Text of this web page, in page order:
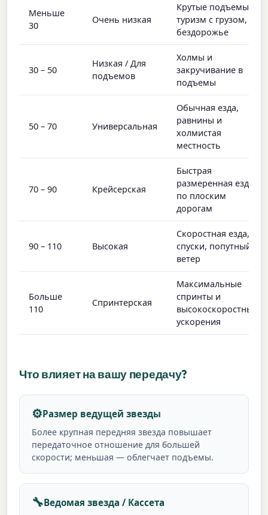
Меньше
30
Очень низкая
Крутые подъемы,
туризм с грузом,
бездорожье
30 – 50
Низкая / Для
подъемов
Холмы и
закручивание в
подъемы
50 – 70 Универсальная
Обычная езда,
равнины и
холмистая
местность
70 – 90 Крейсерская
Быстрая
размеренная езда
по плоским
дорогам
90 – 110 Высокая
Скоростная езда,
спуски, попутный
ветер
Больше
110
Спринтерская
Максимальные
спринты и
высокоскоростные
ускорения
Что влияет на вашу передачу?
⚙️Размер ведущей звезды
Более крупная передняя звезда повышает
передаточное отношение для большей
скорости; меньшая — облегчает подъемы.
🔧Ведомая звезда / Кассета